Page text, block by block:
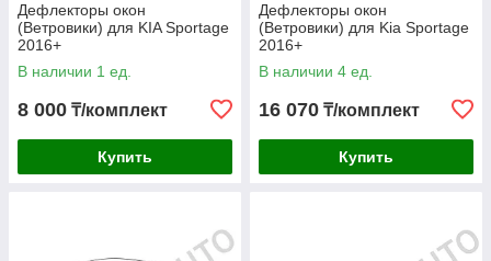
Дефлекторы окон
(Ветровики) для KIA Sportage
2016+
В наличии 1 ед.
8 000 ₸/комплект
Купить
Дефлекторы окон
(Ветровики) для Kia Sportage
2016+
В наличии 4 ед.
16 070 ₸/комплект
Купить